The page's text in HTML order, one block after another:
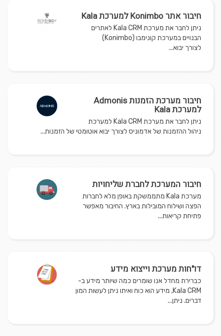
חיבור אתר Konimbo למערכת Kala
ניתן לחבר את מערכת Kala CRM לאתרים
הבנויים במערכת קונימבו (Konimbo)
לצורך יבוא...
חיבור מערכת הזמנות Admonis
למערכת Kala
ניתן לחבר את מערכת Kala CRM למערכת
ניהול ההזמנות של אדמוניס לצורך יבוא אוטומטי של הזמנות...
חיבור המערכת לחברת שליחויות
מערכת Kala מתממשקת באופן מלא לחברות
הפצה ושילוח המובילות בארץ. החיבור מאפשר
פתיחת קריאות...
דו"חות מערכת וייצוא מידע
כברירת מחדל אנו שומרים כמה שיותר מידע ב-
Kala CRM, מידע הוא כוח ואיתו ניתן לעשות המון
דברים. ניתן...